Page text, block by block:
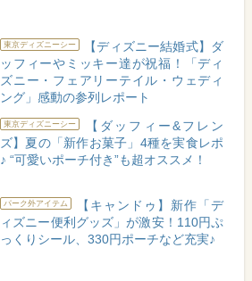
東京ディズニーシー
【ディズニー結婚式】ダ
ッフィーやミッキー達が祝福！「ディ
ズニー・フェアリーテイル・ウェディ
ング」感動の参列レポート
東京ディズニーシー
【ダッフィー&フレン
ズ】夏の「新作お菓子」4種を実食レポ
♪ “可愛いポーチ付き”も超オススメ！
パーク外アイテム
【キャンドゥ】新作「デ
ィズニー便利グッズ」が激安！110円ぷ
っくりシール、330円ポーチなど充実♪